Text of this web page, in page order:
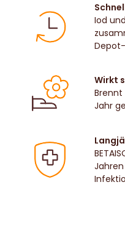
Iod
Wirkt
Jahr